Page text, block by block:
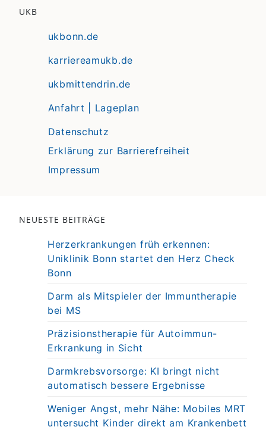
UKB
ukbonn.de
karriereamukb.de
ukbmittendrin.de
Anfahrt | Lageplan
Datenschutz
Erklärung zur Barrierefreiheit
Impressum
NEUESTE BEITRÄGE
Herzerkrankungen früh erkennen:
Uniklinik Bonn startet den Herz Check
Bonn
Darm als Mitspieler der Immuntherapie
bei MS
Präzisionstherapie für Autoimmun-
Erkrankung in Sicht
Darmkrebsvorsorge: KI bringt nicht
automatisch bessere Ergebnisse
Weniger Angst, mehr Nähe: Mobiles MRT
untersucht Kinder direkt am Krankenbett